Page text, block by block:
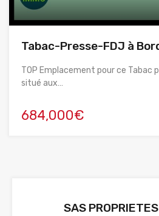
Tabac-Presse-FDJ à
TOP Emplacement pour ce Tabac
situé aux…
684,000€
SAS